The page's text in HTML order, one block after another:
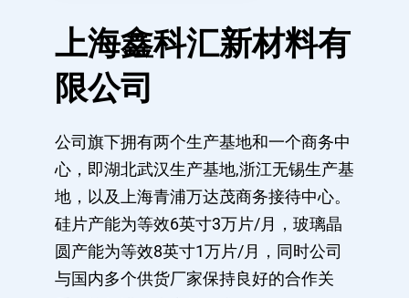
上海鑫科汇新材料有
限公司
公司旗下拥有两个生产基地和一个商务中
心，即湖北武汉生产基地,浙江无锡生产基
地，以及上海青浦万达茂商务接待中心。
硅片产能为等效6英寸3万片/月，玻璃晶
圆产能为等效8英寸1万片/月，同时公司
与国内多个供货厂家保持良好的合作关